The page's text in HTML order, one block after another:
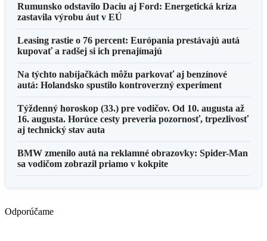
Rumunsko odstavilo Daciu aj Ford: Energetická kríza
zastavila výrobu áut v EÚ
Leasing rastie o 76 percent: Európania prestávajú autá
kupovať a radšej si ich prenajímajú
Na týchto nabíjačkách môžu parkovať aj benzínové
autá: Holandsko spustilo kontroverzný experiment
Týždenný horoskop (33.) pre vodičov. Od 10. augusta až
16. augusta. Horúce cesty preveria pozornosť, trpezlivosť
aj technický stav auta
BMW zmenilo autá na reklamné obrazovky: Spider-Man
sa vodičom zobrazil priamo v kokpite
Odporúčame